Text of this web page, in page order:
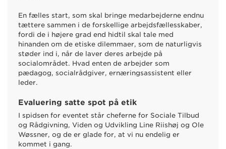
En fælles start, som skal bringe medarbejderne endnu
tættere sammen i de forskellige arbejdsfællesskaber,
fordi de i højere grad end hidtil skal tale med
hinanden om de etiske dilemmaer, som de naturligvis
støder ind i, når de laver deres arbejde på
socialområdet. Hvad enten de arbejder som
pædagog, socialrådgiver, ernæringsassistent eller
leder.
Evaluering satte spot på etik
I spidsen for eventet står cheferne for Sociale Tilbud
og Rådgivning, Viden og Udvikling Line Riishøj og Ole
Wøssner, og de er glade for, at vi nu endelig er
kommet i gang.